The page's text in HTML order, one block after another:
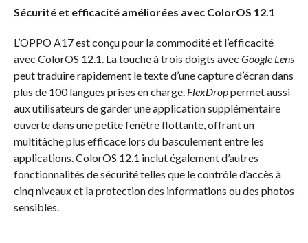
Sécurité et efficacité améliorées avec ColorOS 12.1
L’OPPO A17 est conçu pour la commodité et l’efficacité
avec ColorOS 12.1. La touche à trois doigts avec Google Lens
peut traduire rapidement le texte d’une capture d’écran dans
plus de 100 langues prises en charge. FlexDroppermet aussi
aux utilisateurs de garder une application supplémentaire
ouverte dans une petite fenêtre flottante, offrant un
multitâche plus efficace lors du basculement entre les
applications. ColorOS 12.1 inclut également d’autres
fonctionnalités de sécurité telles que le contrôle d’accès à
cinq niveaux et la protection des informations ou des photos
sensibles.